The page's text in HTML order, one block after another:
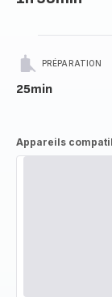
PRÉPARATION
25min
Appareils